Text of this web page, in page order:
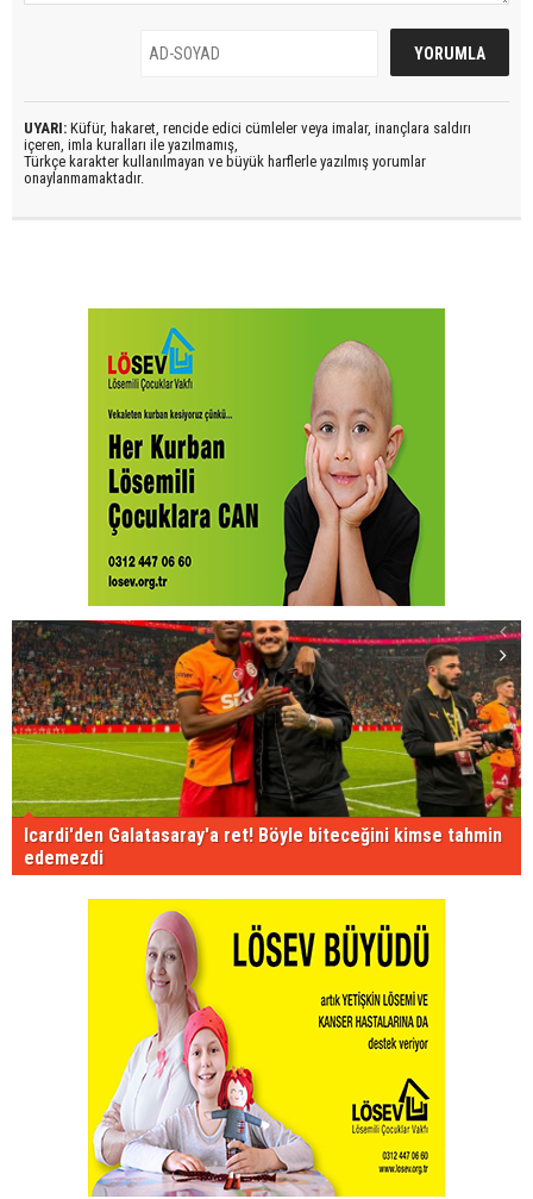
UYARI: Küfür, hakaret, rencide edici cümleler veya imalar, inançlara saldırı
içeren, imla kuralları ile yazılmamış,
Türkçe karakter kullanılmayan ve büyük harflerle yazılmış yorumlar
onaylanmamaktadır.
Icardi'den Galatasaray'a ret! Böyle biteceğini kimse tahmin
edemezdi